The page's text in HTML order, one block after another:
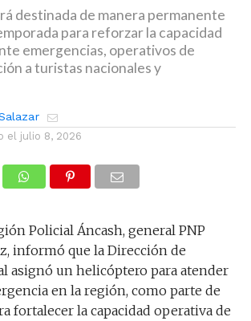
destinada de manera permanente
para reforzar la capacidad
emergencias, operativos de
a turistas nacionales y
el julio 8, 2026
Policial Áncash, general PNP
informó que la Dirección de
asignó un helicóptero para atender
en la región, como parte de
fortalecer la capacidad operativa de